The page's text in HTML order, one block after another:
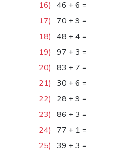
16) 46 +6 =
17)
70 +9 =
18)
48 +4 =
19)
97 +3 =
20)
83 + 7 =
21)
30 +6 =
22)
28 +9 =
23)
86 +3 =
24)
77 + 1 =
25)
39 +3 =